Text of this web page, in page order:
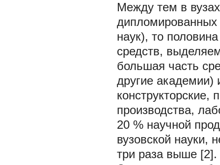
Между тем в
дипломированных
наук), то
средств,
большая часть
другие академии)
конструкторские,
производства,
20 % научной
вузовской науки,
три раза выше [2].